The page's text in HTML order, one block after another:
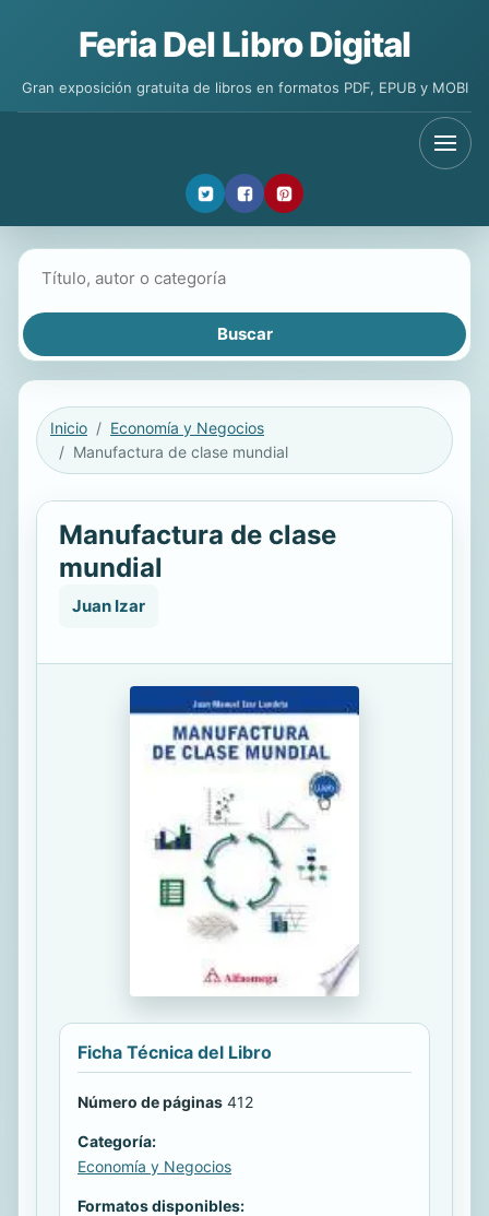
Feria Del Libro Digital
Gran exposición gratuita de libros en formatos PDF, EPUB y MOBI
Inicio
Economía y Negocios
Manufactura de clase mundial
Manufactura de clase
mundial
Juan Izar
Ficha Técnica del Libro
Número de páginas 412
Categoría:
Economía y Negocios
Formatos disponibles: